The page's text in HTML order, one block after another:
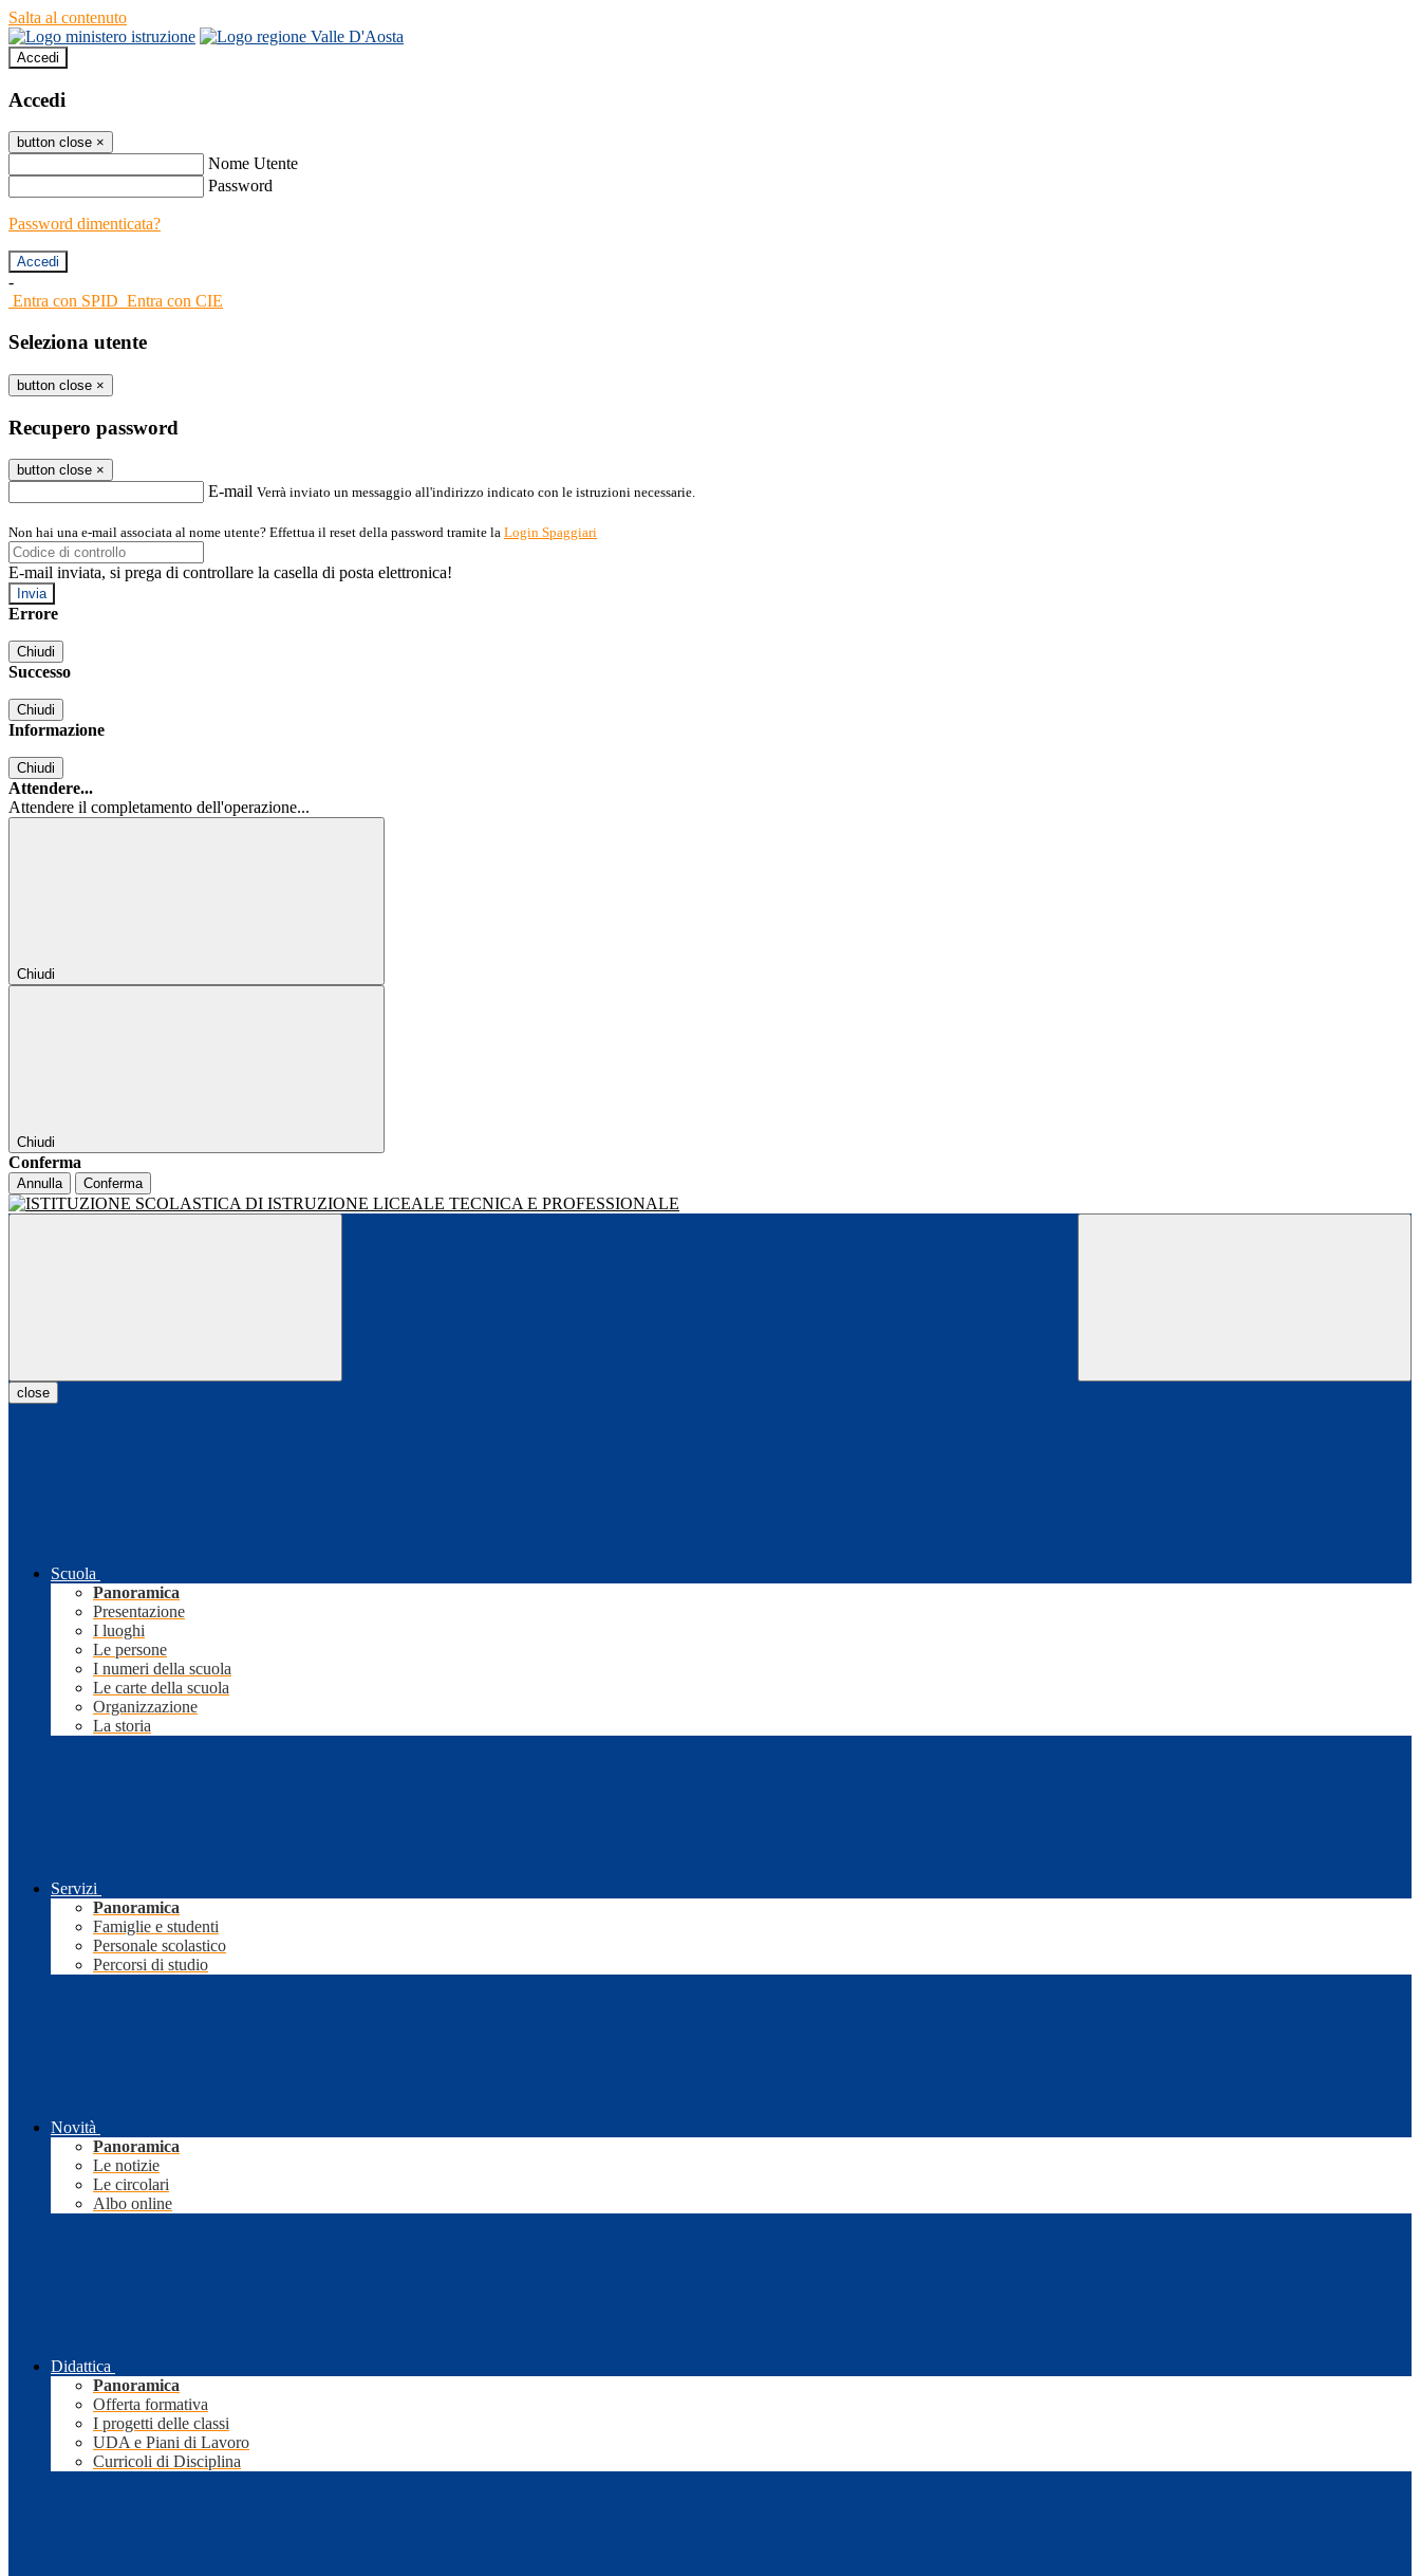
Salta al contenuto
Accedi
Accedi
button close ×
Nome Utente
Password
Password dimenticata?
-
Entra con SPID Entra con CIE
Seleziona utente
button close ×
Recupero password
button close ×
E-mail Verrà inviato un messaggio all'indirizzo indicato con le istruzioni necessarie.
Non hai una e-mail associata al nome utente? Effettua il reset della password tramite la Login Spaggiari
E-mail inviata, si prega di controllare la casella di posta elettronica!
Errore
Chiudi
Successo
Chiudi
Informazione
Chiudi
Attendere...
Attendere il completamento dell'operazione...
Chiudi
Chiudi
Conferma
Annulla Conferma
close
Scuola
Panoramica
Presentazione
I luoghi
Le persone
I numeri della scuola
Le carte della scuola
Organizzazione
La storia
Servizi
Panoramica
Famiglie e studenti
Personale scolastico
Percorsi di studio
Novità
Panoramica
Le notizie
Le circolari
Albo online
Didattica
Panoramica
Offerta formativa
I progetti delle classi
UDA e Piani di Lavoro
Curricoli di Disciplina